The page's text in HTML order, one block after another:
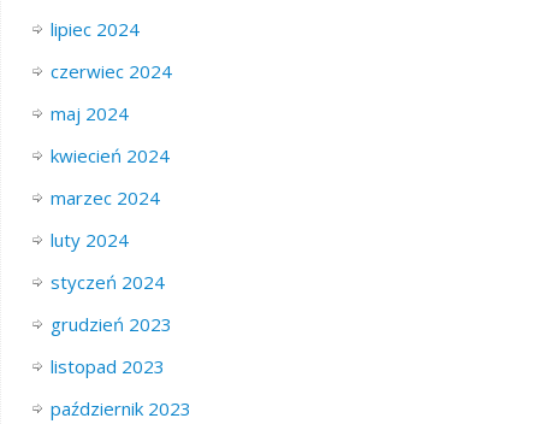
lipiec 2024
czerwiec 2024
maj 2024
kwiecień 2024
marzec 2024
luty 2024
styczeń 2024
grudzień 2023
listopad 2023
październik 2023